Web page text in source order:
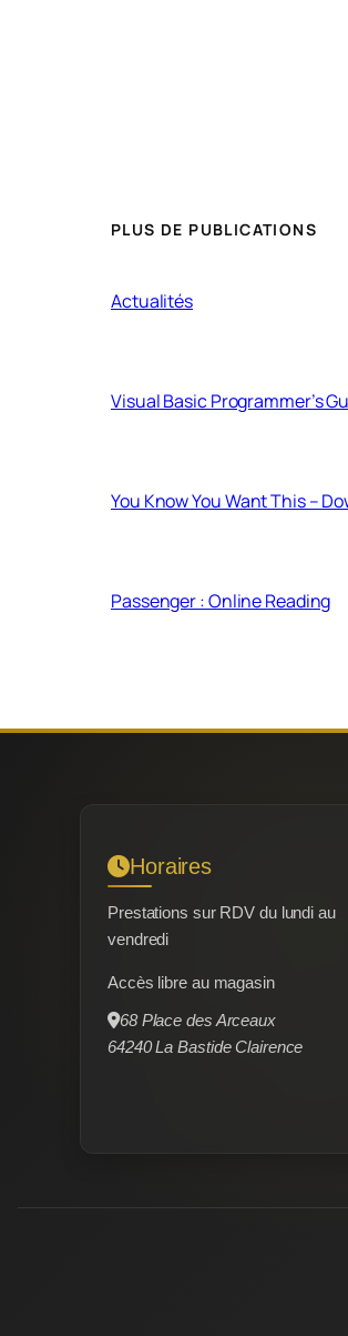
PLUS DE PUBLICATIONS
Actualités
Visual Basic Programmer’s
You Know You Want This –
Passenger : Online Reading
Horaires
Prestations sur RDV du lundi au
vendredi
Accès libre au magasin
68 Place des Arceaux
64240 La Bastide Clairence